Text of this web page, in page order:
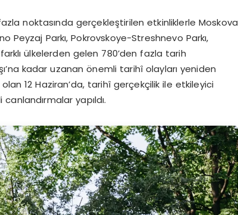
noktasında gerçekleştirilen etkinliklerle Moskova
Parkı, Pokrovskoye-Streshnevo Parkı,
farklı ülkelerden gelen 780’den fazla tarih
kadar uzanan önemli tarihî olayları yeniden
12 Haziran’da, tarihî gerçekçilik ile etkileyici
yapıldı.